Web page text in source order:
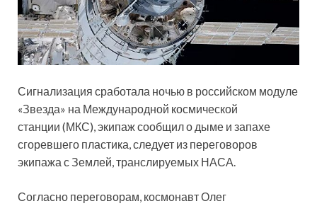
Сигнализация сработала ночью в российском модуле
«Звезда» на Международной космической
станции (МКС), экипаж сообщил о дыме и запахе
сгоревшего пластика, следует из переговоров
экипажа с Землей, транслируемых НАСА.
Согласно переговорам, космонавт Олег